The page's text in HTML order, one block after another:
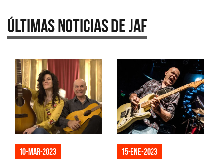
Últimas Noticias de JAF
10-mar-2023 15-ene-2023